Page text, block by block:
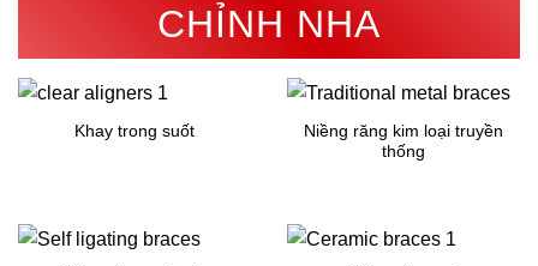
CHỈNH NHA
Khay trong suốt
Niềng răng kim loại truyền
thống